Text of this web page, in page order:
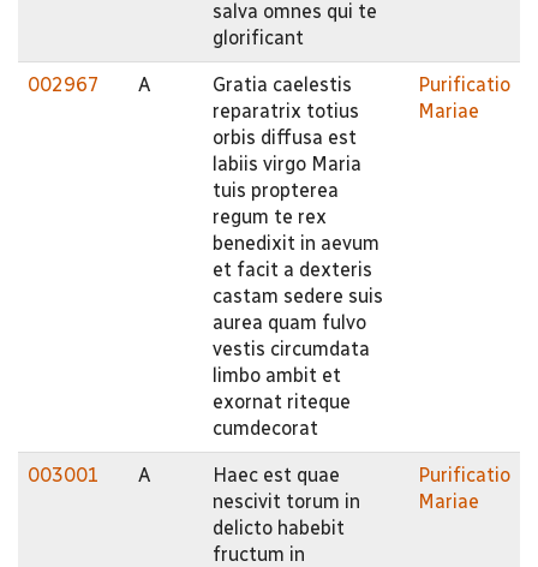
salva omnes qui te
glorificant
002967 A
Gratia caelestis
reparatrix totius
orbis diffusa est
labiis virgo Maria
tuis propterea
regum te rex
benedixit in aevum
et facit a dexteris
castam sedere suis
aurea quam fulvo
vestis circumdata
limbo ambit et
exornat riteque
cumdecorat
Purificatio
Mariae
003001 A
Haec est quae
nescivit torum in
delicto habebit
fructum in
Purificatio
Mariae